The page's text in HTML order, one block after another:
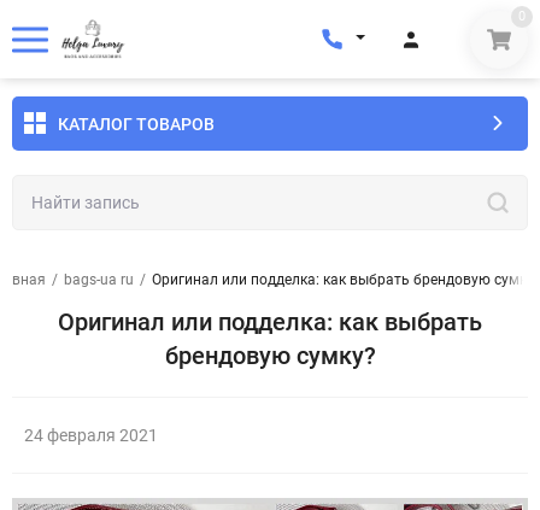
0
КАТАЛОГ ТОВАРОВ
/ bags-ua ru / Оригинал или подделка: как выбрать брендовую сумку?
Оригинал или подделка: как выбрать
брендовую сумку?
24 февраля 2021